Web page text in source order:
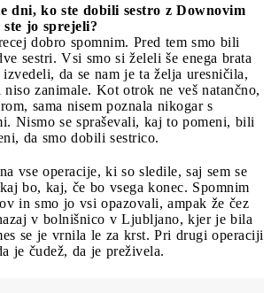
dni, ko ste dobili sestro z Downovim
jo sprejeli?
dobro spomnim. Pred tem smo bili
sestri. Vsi smo si želeli še enega brata
da se nam je ta želja uresničila,
zanimale. Kot otrok ne veš natančno,
sama nisem poznala nikogar s
Nismo se spraševali, kaj to pomeni, bili
da smo dobili sestrico.
vse operacije, ki so sledile, saj sem se
bo, kaj, če bo vsega konec. Spomnim
in smo jo vsi opazovali, ampak že čez
v bolnišnico v Ljubljano, kjer je bila
se je vrnila le za krst. Pri drugi operaciji
je čudež, da je preživela.